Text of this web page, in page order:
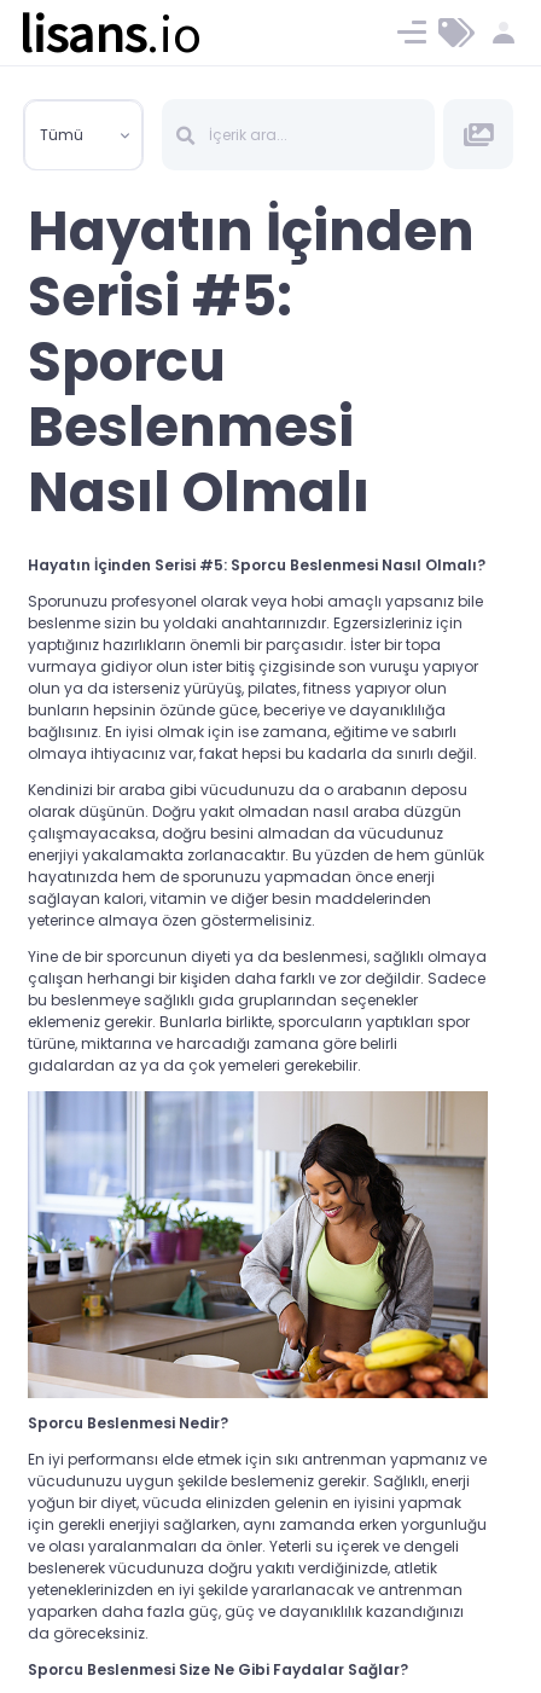
lisans.io Ücret ve Planlar
Tümü
Hayatın İçinden
Serisi #5:
Sporcu
Beslenmesi
Nasıl Olmalı
Hayatın İçinden Serisi #5: Sporcu Beslenmesi Nasıl Olmalı?
Sporunuzu profesyonel olarak veya hobi amaçlı yapsanız bile
beslenme sizin bu yoldaki anahtarınızdır. Egzersizleriniz için
yaptığınız hazırlıkların önemli bir parçasıdır. İster bir topa
vurmaya gidiyor olun ister bitiş çizgisinde son vuruşu yapıyor
olun ya da istersenizyürüyüş, pilates, fitness yapıyor olun
bunların hepsinin özünde güce, beceriye ve dayanıklılığa
bağlısınız. En iyisi olmak için ise zamana, eğitime ve sabırlı
olmaya ihtiyacınız var, fakat hepsi bu kadarla da sınırlı değil.
Kendinizi bir araba gibi vücudunuzu da o arabanın deposu
olarak düşünün. Doğru yakıt olmadan nasıl araba düzgün
çalışmayacaksa, doğru besini almadan da vücudunuz
enerjiyi yakalamakta zorlanacaktır. Bu yüzden de hem günlük
hayatınızda hem de sporunuzu yapmadan önce enerji
sağlayan kalori, vitamin ve diğer besin maddelerinden
yeterince almaya özen göstermelisiniz.
Yine de bir sporcunun diyeti ya da beslenmesi, sağlıklı olmaya
çalışan herhangi bir kişiden daha farklı ve zor değildir. Sadece
bu beslenmeye sağlıklı gıda gruplarından seçenekler
eklemeniz gerekir. Bunlarla birlikte, sporcuların yaptıkları spor
türüne, miktarına ve harcadığı zamana göre belirli
gıdalardan az ya da çok yemeleri gerekebilir.
Sporcu Beslenmesi Nedir?
En iyi performansı elde etmek için sıkı antrenman yapmanız ve
vücudunuzu uygun şekilde beslemeniz gerekir. Sağlıklı, enerji
yoğun bir diyet, vücuda elinizden gelenin en iyisini yapmak
için gerekli enerjiyi sağlarken, aynı zamanda erken yorgunluğu
ve olası yaralanmaları da önler. Yeterli su içerek ve dengeli
beslenerek vücudunuza doğru yakıtı verdiğinizde, atletik
yeteneklerinizden en iyi şekilde yararlanacak ve antrenman
yaparken daha fazla güç, güç ve dayanıklılık kazandığınızı
da göreceksiniz.
Sporcu Beslenmesi Size Ne Gibi Faydalar Sağlar?